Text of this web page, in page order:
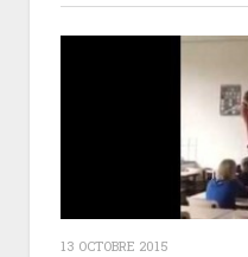
13 OCTOBRE 2015